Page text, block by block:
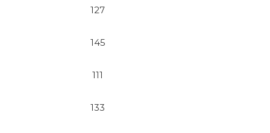
127
145
111
133